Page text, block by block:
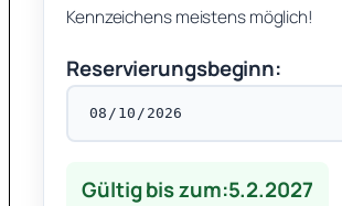
Kennzeichens meistens möglich!
Reservierungsbeginn:
Gültig bis zum:5.2.2027